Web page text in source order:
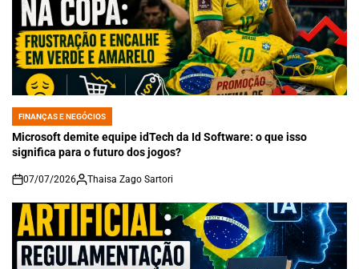
POSTED
IN
FINANÇAS E NEGÓCIOS
Microsoft demite equipe idTech da Id Software: o que isso
significa para o futuro dos jogos?
on
07/07/2026 Thaisa Zago Sartori